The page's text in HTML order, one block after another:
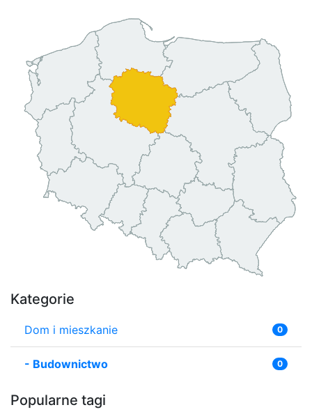
Kategorie
Dom i mieszkanie 0
- Budownictwo 0
Popularne tagi